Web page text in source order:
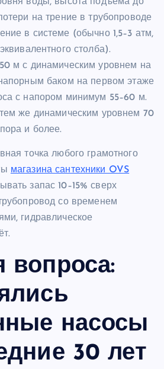
на трение в трубопроводе
в системе (обычно 1,5–3 атм,
столба).
м с динамическим уровнем на
баком на первом этаже
с напором минимум 55–60 м.
же динамическим уровнем 70
и более.
точка любого грамотного
магазина сантехники OVS
запас 10–15% сверх
со временем
гидравлическое
вопроса:
насосы
30 лет